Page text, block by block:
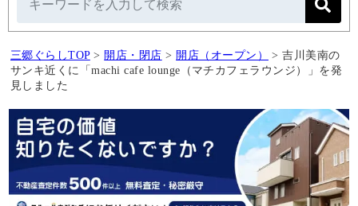
三郷ぐらしTOP > 開店・閉店 > 開店（オープン） > 吉川美南の
サンキ近くに「machi cafe lounge（マチカフェラウンジ）」を発
見しました